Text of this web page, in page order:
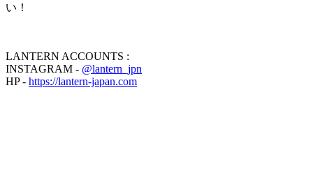
い！
LANTERN ACCOUNTS :
INSTAGRAM - @lantern_jpn
HP - https://lantern-japan.com